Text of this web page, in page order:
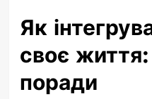
Як
своє
поради